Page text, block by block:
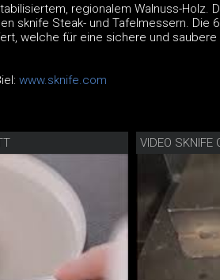
regionalem Walnuss-Holz.
sknife Steak- und Tafelmessern. Die 6
welche für eine sichere und saubere
www.sknife.com
VIDEO SKNIFE